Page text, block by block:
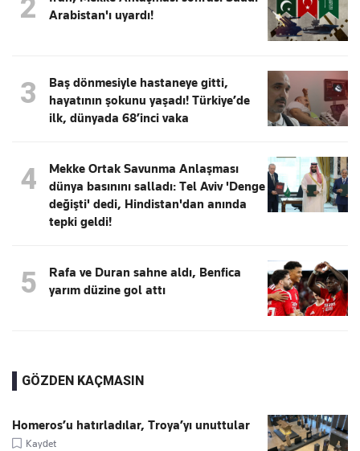
2
Arabistan'ı uyardı!
3
Baş dönmesiyle hastaneye gitti,
hayatının şokunu yaşadı! Türkiye’de
ilk, dünyada 68’inci vaka
4
Mekke Ortak Savunma Anlaşması
dünya basınını salladı: Tel Aviv 'Denge
değişti' dedi, Hindistan'dan anında
tepki geldi!
5
Rafa ve Duran sahne aldı, Benfica
yarım düzine gol attı
GÖZDEN KAÇMASIN
Homeros’u hatırladılar, Troya’yı unuttular
Kaydet